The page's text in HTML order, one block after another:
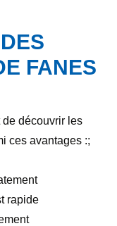
FANES
de découvrir les
ces avantages :;
rapide